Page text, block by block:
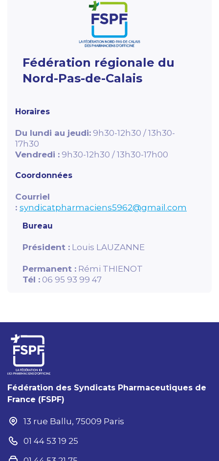
Fédération régionale du
Nord-Pas-de-Calais
Horaires
Du lundi au jeudi: 9h30-12h30 / 13h30-
17h30
Vendredi : 9h30-12h30 / 13h30-17h00
Coordonnées
Courriel
: syndicatpharmaciens5962@gmail.com
Bureau
Président : Louis LAUZANNE
Permanent : Rémi THIENOT
Tél : 06 95 93 99 47
Fédération des Syndicats Pharmaceutiques de
France (FSPF)
13 rue Ballu, 75009 Paris
01 44 53 19 25